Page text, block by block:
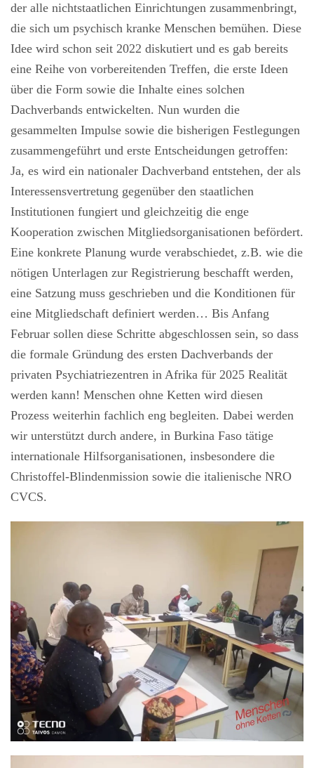
der alle nichtstaatlichen Einrichtungen zusammenbringt,
die sich um psychisch kranke Menschen bemühen. Diese
Idee wird schon seit 2022 diskutiert und es gab bereits
eine Reihe von vorbereitenden Treffen, die erste Ideen
über die Form sowie die Inhalte eines solchen
Dachverbands entwickelten. Nun wurden die
gesammelten Impulse sowie die bisherigen Festlegungen
zusammengeführt und erste Entscheidungen getroffen:
Ja, es wird ein nationaler Dachverband entstehen, der als
Interessensvertretung gegenüber den staatlichen
Institutionen fungiert und gleichzeitig die enge
Kooperation zwischen Mitgliedsorganisationen befördert.
Eine konkrete Planung wurde verabschiedet, z.B. wie die
nötigen Unterlagen zur Registrierung beschafft werden,
eine Satzung muss geschrieben und die Konditionen für
eine Mitgliedschaft definiert werden… Bis Anfang
Februar sollen diese Schritte abgeschlossen sein, so dass
die formale Gründung des ersten Dachverbands der
privaten Psychiatriezentren in Afrika für 2025 Realität
werden kann! Menschen ohne Ketten wird diesen
Prozess weiterhin fachlich eng begleiten. Dabei werden
wir unterstützt durch andere, in Burkina Faso tätige
internationale Hilfsorganisationen, insbesondere die
Christoffel-Blindenmission sowie die italienische NRO
CVCS.